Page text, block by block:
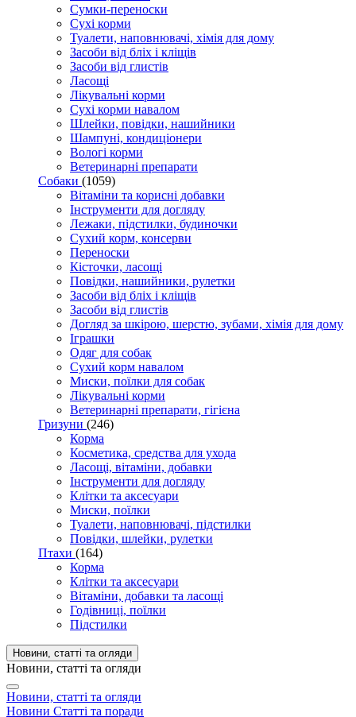
Сумки-переноски
Сухі корми
Туалети, наповнювачі, хімія для дому
Засоби від бліх і кліщів
Засоби від глистів
Ласощі
Лікувальні корми
Сухі корми навалом
Шлейки, повідки, нашийники
Шампуні, кондиціонери
Вологі корми
Ветеринарні препарати
Собаки (1059)
Вітаміни та корисні добавки
Інструменти для догляду
Лежаки, підстилки, будиночки
Сухий корм, консерви
Переноски
Кісточки, ласощі
Повідки, нашийники, рулетки
Засоби від бліх і кліщів
Засоби від глистів
Догляд за шкірою, шерстю, зубами, хімія для дому
Іграшки
Одяг для собак
Сухий корм навалом
Миски, поїлки для собак
Лікувальні корми
Ветеринарні препарати, гігієна
Гризуни (246)
Корма
Косметика, средства для ухода
Ласощі, вітаміни, добавки
Інструменти для догляду
Клітки та аксесуари
Миски, поїлки
Туалети, наповнювачі, підстилки
Повідки, шлейки, рулетки
Птахи (164)
Корма
Клітки та аксесуари
Вітаміни, добавки та ласощі
Годівниці, поїлки
Підстилки
Новини, статті та огляди
Новини, статті та огляди
Новини, статті та огляди
Новини Статті та поради